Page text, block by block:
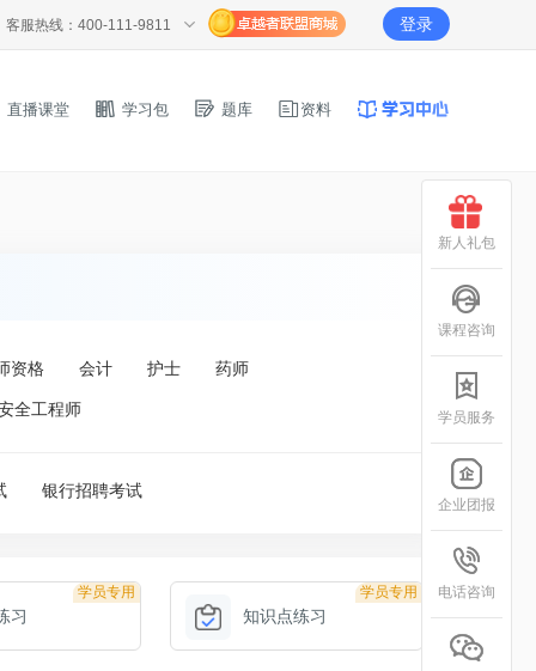
客服热线：400-111-9811 登录
直播课堂 学习包 题库 资料
资格 会计 护士 药师
全工程师
银行招聘考试
学员专用
习
学员专用
知识点练习
新人礼包
课程咨询
学员服务
企业团报
电话咨询